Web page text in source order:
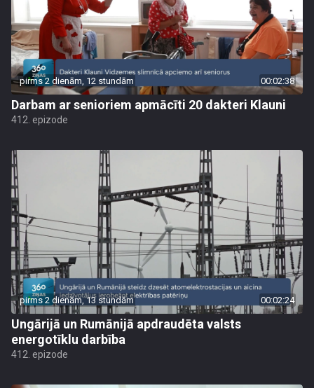
pirms 2 dienām, 12 stundām 00:02:38
Darbam ar senioriem apmācīti 20 dakteri Klauni
412. epizode
pirms 2 dienām, 13 stundām 00:02:24
Ungārijā un Rumānijā apdraudēta valsts
energotīklu darbība
412. epizode